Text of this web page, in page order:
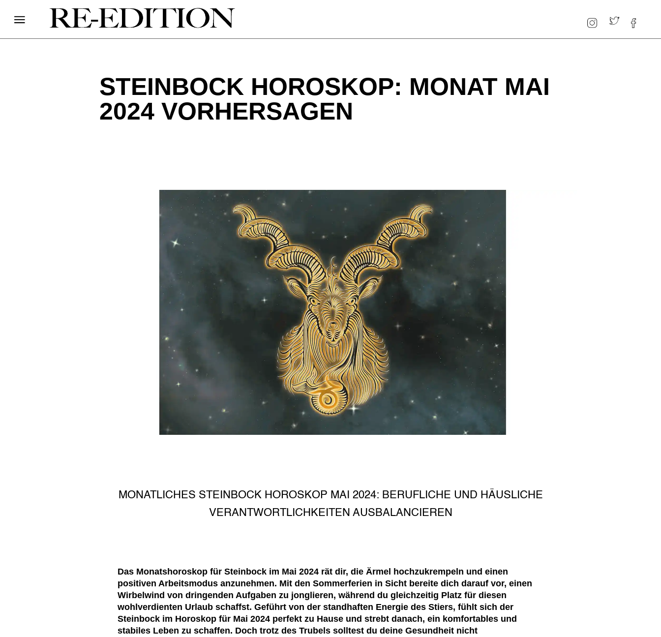
STEINBOCK HOROSKOP: MONAT MAI
2024 VORHERSAGEN
MONATLICHES STEINBOCK HOROSKOP MAI 2024: BERUFLICHE UND HÄUSLICHE
VERANTWORTLICHKEITEN AUSBALANCIEREN
Das Monatshoroskop für Steinbock im Mai 2024 rät dir, die Ärmel hochzukrempeln und einen
positiven Arbeitsmodus anzunehmen. Mit den Sommerferien in Sicht bereite dich darauf vor, einen
Wirbelwind von dringenden Aufgaben zu jonglieren, während du gleichzeitig Platz für diesen
wohlverdienten Urlaub schaffst. Geführt von der standhaften Energie des Stiers, fühlt sich der
Steinbock im Horoskop für Mai 2024 perfekt zu Hause und strebt danach, ein komfortables und
stabiles Leben zu schaffen. Doch trotz des Trubels solltest du deine Gesundheit nicht